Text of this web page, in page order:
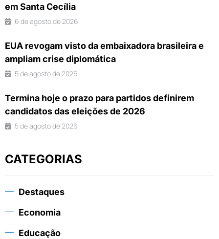
em Santa Cecília
6 de agosto de 2026
EUA revogam visto da embaixadora brasileira e
ampliam crise diplomática
5 de agosto de 2026
Termina hoje o prazo para partidos definirem
candidatos das eleições de 2026
5 de agosto de 2026
CATEGORIAS
Destaques
Economia
Educação